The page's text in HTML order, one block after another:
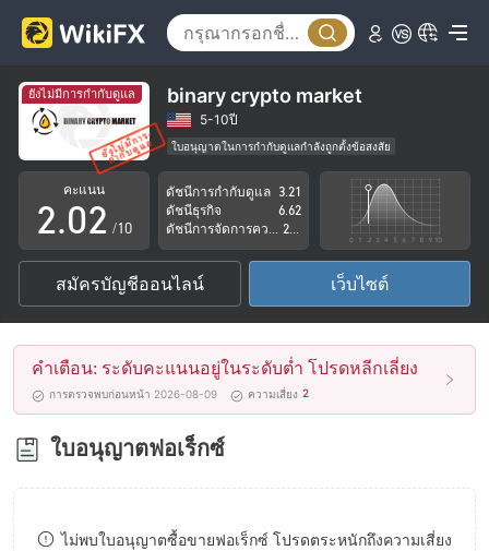
ยังไม่มีการกำกับดูแล binary crypto market
5-10ปี
ใบอนุญาตในการกำกับดูแลกำลังถูกตั้งข้อสงสัย
กลุ่มธุรกิจที่ต้องสงสัย
ระวังความเสี่ยงอันตรายที่อาจจะซ่อนอยู่
คะแนน
0
1
2
3
4
5
6
7
8
9
.0
1
2
3
4
5
6
7
0
1
2
3
4
5
6
7
8
9
/10
ดัชนีการกำกับดูแล 3.21
ดัชนีธุรกิจ
6.62
สมัครบัญชีออนไลน์ เว็บไซต์
คำเตือน: ระดับคะแนนอยู่ในระดับต่ำ โปรดหลีกเลี่ยง
การตรวจพบก่อนหน้า 2026-08-09 ความเสี่ยง 2
ใบอนุญาตฟอเร็กซ์
ไม่พบใบอนุญาตซื้อขายฟอเร็กซ์ โปรดตระหนักถึงความเสี่ยง